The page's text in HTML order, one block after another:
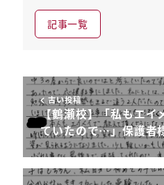
記事一覧
古い投稿
【鶴瀬校】「私もエイ
ていたので…」保護